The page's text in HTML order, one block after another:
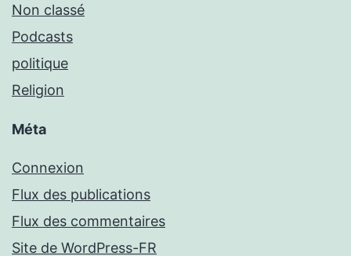
Non classé
Podcasts
politique
Religion
Méta
Connexion
Flux des publications
Flux des commentaires
Site de WordPress-FR